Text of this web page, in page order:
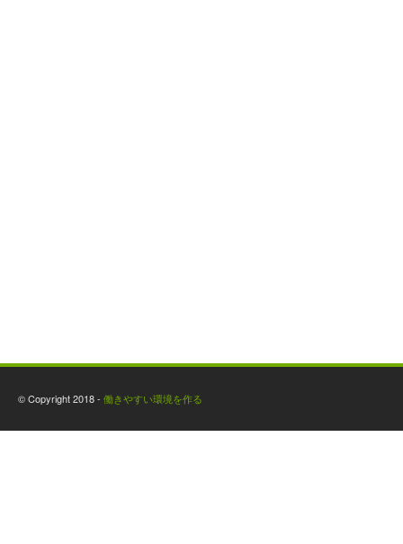
© Copyright 2018 - 働きやすい環境を作る